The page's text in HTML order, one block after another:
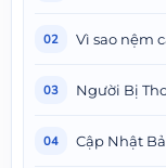
02 Vì sao nệm
03 Người Bị
04 Cập Nhật